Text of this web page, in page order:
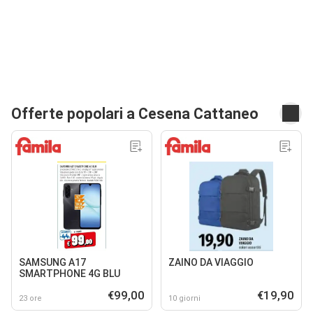
Offerte popolari a Cesena Cattaneo
SAMSUNG A17
SMARTPHONE 4G BLU
23 ore €99,00
ZAINO DA VIAGGIO
10 giorni €19,90